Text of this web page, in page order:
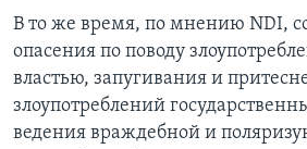
В то же время, по мнению NDI,
опасения по поводу
властью, запугивания и
злоупотреблений
ведения враждебной и